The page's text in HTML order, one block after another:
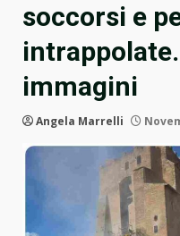
soccorsi e
immagini
Angela Marrelli